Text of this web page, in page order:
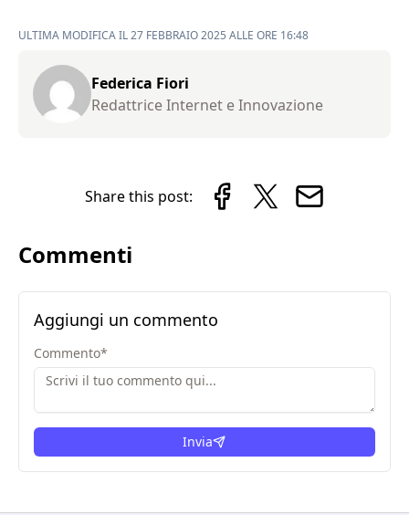
ULTIMA MODIFICA IL 27 FEBBRAIO 2025 ALLE ORE 16:48
Federica Fiori
Redattrice Internet e Innovazione
Share this post:
Commenti
Aggiungi un commento
Commento*
Invia